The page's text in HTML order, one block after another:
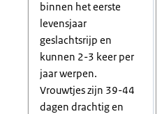
binnen het eerste
levensjaar
geslachtsrijp en
kunnen 2-3 keer per
jaar werpen.
Vrouwtjes zijn 39-44
dagen drachtig en